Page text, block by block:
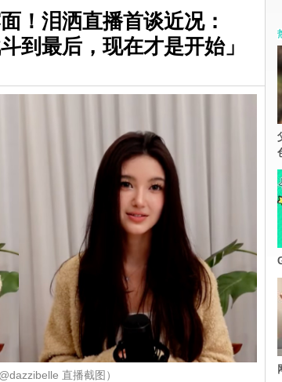
！泪洒直播首谈近况：
到最后，现在才是开始」
直播截图）